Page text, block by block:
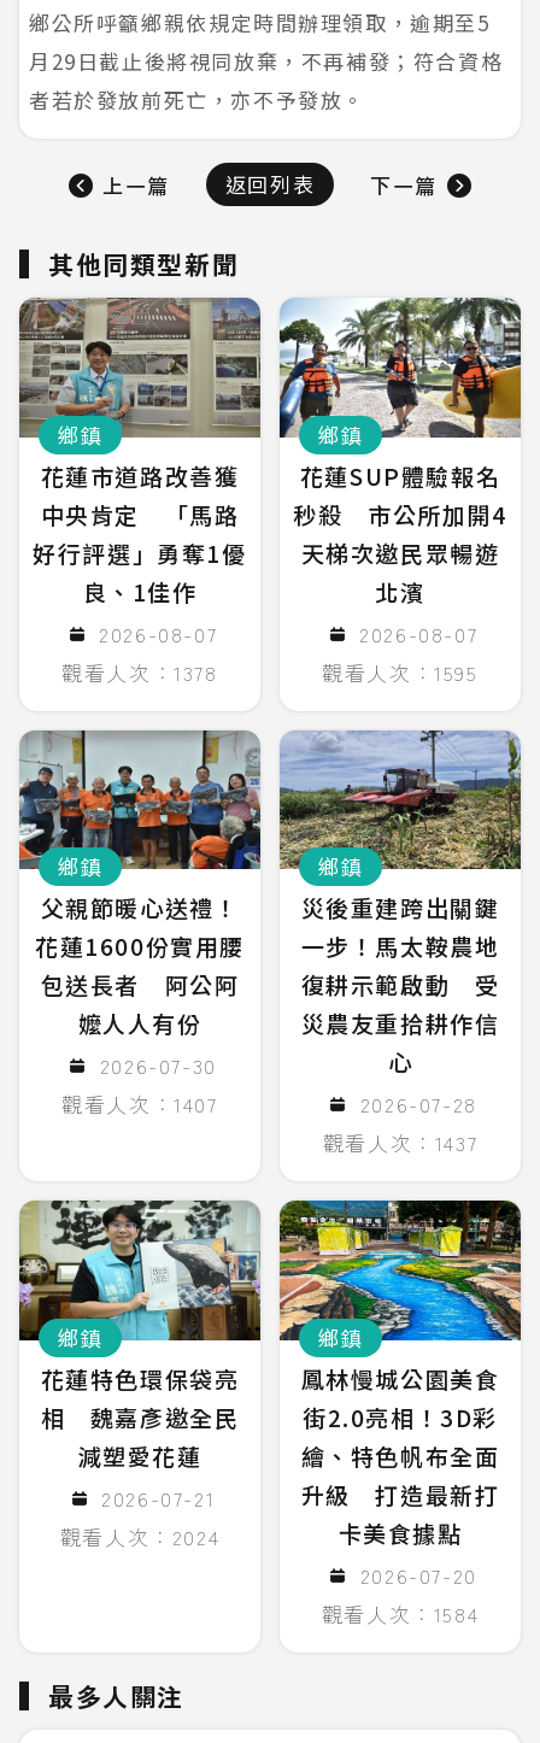
鄉公所呼籲鄉親依規定時間辦理領取，逾期至5
月29日截止後將視同放棄，不再補發；符合資格
者若於發放前死亡，亦不予發放。
上一篇 返回列表 下一篇
其他同類型新聞
鄉鎮
花蓮市道路改善獲
中央肯定 「馬路
好行評選」勇奪1優
良、1佳作
2026-08-07
觀看人次：1378
鄉鎮
花蓮SUP體驗報名
秒殺 市公所加開4
天梯次邀民眾暢遊
北濱
2026-08-07
觀看人次：1595
鄉鎮
父親節暖心送禮！
花蓮1600份實用腰
包送長者 阿公阿
嬤人人有份
2026-07-30
觀看人次：1407
鄉鎮
災後重建跨出關鍵
一步！馬太鞍農地
復耕示範啟動 受
災農友重拾耕作信
心
2026-07-28
觀看人次：1437
鄉鎮
花蓮特色環保袋亮
相 魏嘉彥邀全民
減塑愛花蓮
2026-07-21
觀看人次：2024
鄉鎮
鳳林慢城公園美食
街2.0亮相！3D彩
繪、特色帆布全面
升級 打造最新打
卡美食據點
2026-07-20
觀看人次：1584
最多人關注